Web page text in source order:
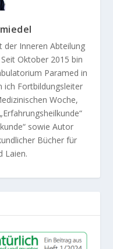
der Inneren Abteilung
Oktober 2015 bin
Paramed in
ich Fortbildungsleiter
Woche,
sowie Autor
Bücher für
Laien.